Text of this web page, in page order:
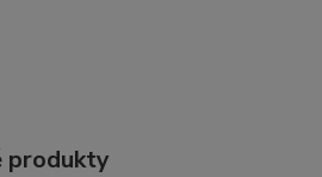
produkty